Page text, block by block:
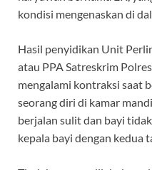
kondisi mengenaskan di
Hasil penyidikan Unit
atau PPA Satreskrim
mengalami kontraksi saat
seorang diri di kamar
berjalan sulit dan bayi
kepala bayi dengan kedua